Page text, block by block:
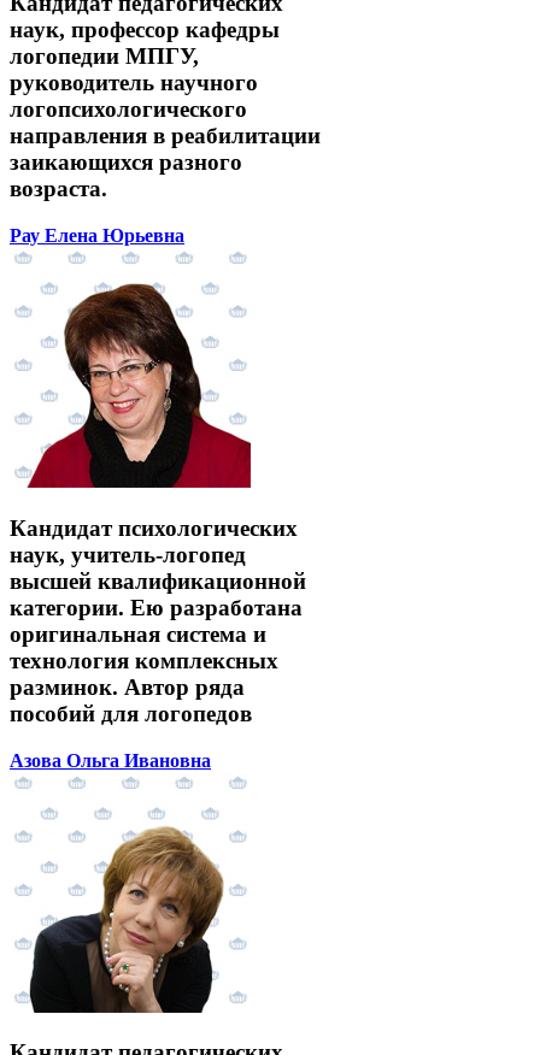
наук, профессор кафедры
логопедии МПГУ,
руководитель научного
логопсихологического
направления в реабилитации
заикающихся разного
возраста.
Рау Елена Юрьевна
Кандидат психологических
наук, учитель-логопед
высшей квалификационной
категории. Ею разработана
оригинальная система и
технология комплексных
разминок. Автор ряда
пособий для логопедов
Азова Ольга Ивановна